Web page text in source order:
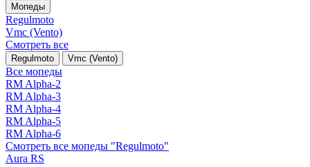
Мопеды
Regulmoto
Vmc (Vento)
Смотреть все
Regulmoto Vmc (Vento)
Все мопеды
RM Alpha-2
RM Alpha-3
RM Alpha-4
RM Alpha-5
RM Alpha-6
Смотреть все мопеды "Regulmoto"
Aura RS